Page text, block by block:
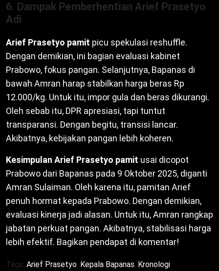
6. Dampak Pemberhentian Arief Prasetyo
Adi
Arief Prasetyo pamit picu spekulasi reshuffle.
Dengan demikian, ini bagian evaluasi kabinet
Prabowo, fokus pangan. Selanjutnya, Bapanas di
bawah Amran harap stabilkan harga beras Rp
12.000/kg. Untuk itu, impor gula dan beras dikurangi.
Oleh sebab itu, DPR apresiasi, tapi tuntut
transparansi. Dengan begitu, transisi lancar.
Akibatnya, kebijakan pangan lebih koheren.
Kesimpulan Arief Prasetyo pamit usai dicopot
Prabowo dari Bapanas pada 9 Oktober 2025, diganti
Amran Sulaiman. Oleh karena itu, pamitan Arief
penuh hormat kepada Prabowo. Dengan demikian,
evaluasi kinerja jadi alasan. Untuk itu, Amran rangkap
jabatan perkuat pangan. Akibatnya, stabilisasi harga
lebih efektif. Bagikan pendapat di komentar!
Tags: Arief Prasetyo, Kepala Bapanas, Kronologi